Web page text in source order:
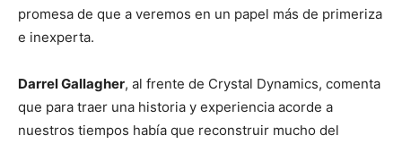
promesa de que a veremos en un papel más de primeriza
e inexperta.
Darrel Gallagher, al frente de Crystal Dynamics, comenta
que para traer una historia y experiencia acorde a
nuestros tiempos había que reconstruir mucho del